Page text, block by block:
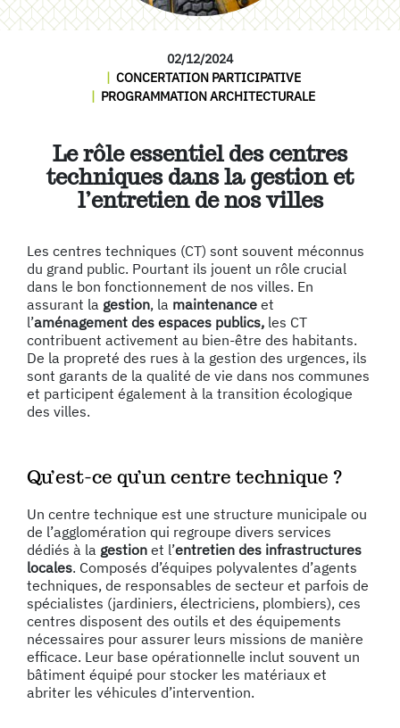
02/12/2024
CONCERTATION PARTICIPATIVE
PROGRAMMATION ARCHITECTURALE
Le rôle essentiel des centres
techniques dans la gestion et
l’entretien de nos villes
Les centres techniques (CT) sont souvent méconnus
du grand public. Pourtant ils jouent un rôle crucial
dans le bon fonctionnement de nos villes. En
assurant la gestion, la maintenance et
l’aménagement des espaces publics, les CT
contribuent activement au bien-être des habitants.
De la propreté des rues à la gestion des urgences, ils
sont garants de la qualité de vie dans nos communes
et participent également à la transition écologique
des villes.
Qu’est-ce qu’un centre technique ?
Un centre technique est une structure municipale ou
de l’agglomération qui regroupe divers services
dédiés à la gestion et l’entretien des infrastructures
locales. Composés d’équipes polyvalentes d’agents
techniques, de responsables de secteur et parfois de
spécialistes (jardiniers, électriciens, plombiers), ces
centres disposent des outils et des équipements
nécessaires pour assurer leurs missions de manière
efficace. Leur base opérationnelle inclut souvent un
bâtiment équipé pour stocker les matériaux et
abriter les véhicules d’intervention.